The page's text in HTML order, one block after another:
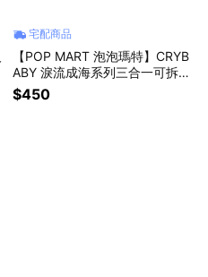
宅配商品
【POP MART 泡泡瑪特】CRYB
ABY 淚流成海系列三合一可拆卸
掛繩盲盒(1入)
$450